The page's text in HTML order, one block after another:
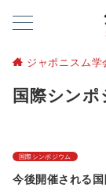
ジャポニスム学
国際シンポ
国際シンポジウム
今後開催される